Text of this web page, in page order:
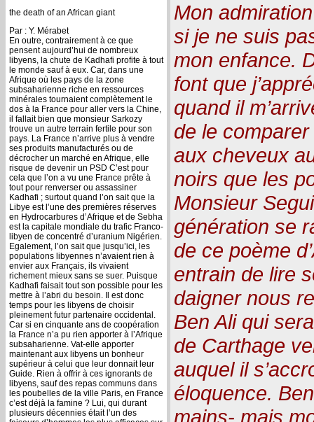
the death of an African giant
Par : Y. Mérabet
En outre, contrairement à ce que
pensent aujourd’hui de nombreux
libyens, la chute de Kadhafi profite à tout
le monde sauf à eux. Car, dans une
Afrique où les pays de la zone
subsaharienne riche en ressources
minérales tournaient complètement le
dos à la France pour aller vers la Chine,
il fallait bien que monsieur Sarkozy
trouve un autre terrain fertile pour son
pays. La France n’arrive plus à vendre
ses produits manufacturés ou de
décrocher un marché en Afrique, elle
risque de devenir un PSD C’est pour
cela que l’on a vu une France prête à
tout pour renverser ou assassiner
Kadhafi ; surtout quand l’on sait que la
Libye est l’une des premières réserves
en Hydrocarbures d’Afrique et de Sebha
est la capitale mondiale du trafic Franco-
libyen de concentré d’uranium Nigérien.
Egalement, l’on sait que jusqu’ici, les
populations libyennes n’avaient rien à
envier aux Français, ils vivaient
richement mieux sans se suer. Puisque
Kadhafi faisait tout son possible pour les
mettre à l’abri du besoin. Il est donc
temps pour les libyens de choisir
pleinement futur partenaire occidental.
Car si en cinquante ans de coopération
la France n’a pu rien apporter à l’Afrique
subsaharienne. Vat-elle apporter
maintenant aux libyens un bonheur
supérieur à celui que leur donnait leur
Guide. Rien à offrir à ces ignorants de
libyens, sauf des repas communs dans
les poubelles de la ville Paris, en France
c’est déjà la famine ? Lui, qui durant
plusieurs décennies était l’un des
Mon
si je ne suis
mon enfance.
font que
quand il
de le
aux cheveux
noirs que les
Monsieur
génération se
de ce poème
entrain de lire
daigner nous
Ben Ali qui
de Carthage
auquel il
éloquence.
mains- mais